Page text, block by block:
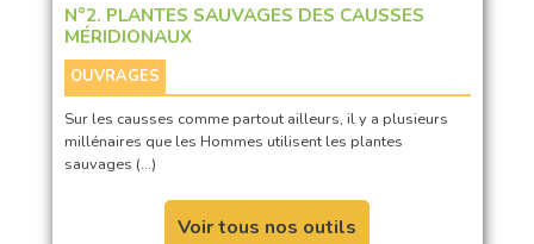
N°2. PLANTES SAUVAGES DES CAUSSES
MÉRIDIONAUX
OUVRAGES
Sur les causses comme partout ailleurs, il y a plusieurs
millénaires que les Hommes utilisent les plantes
sauvages (…)
Voir tous nos outils